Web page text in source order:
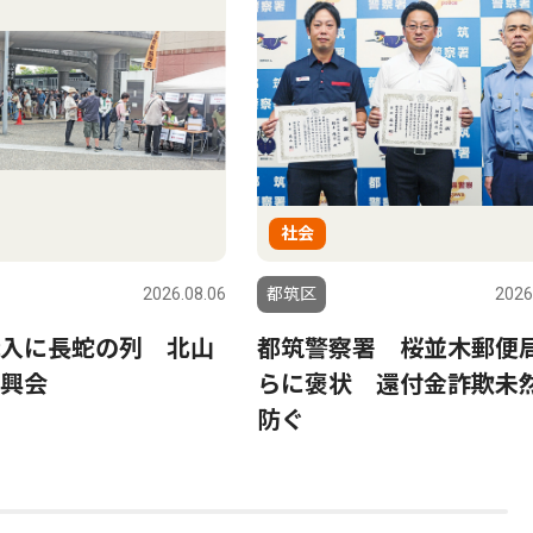
2026.08.06
に長蛇の列 北山
会
社会
都筑区
都筑警察署 桜並木郵便
らに褒状 還付金詐欺未
防ぐ